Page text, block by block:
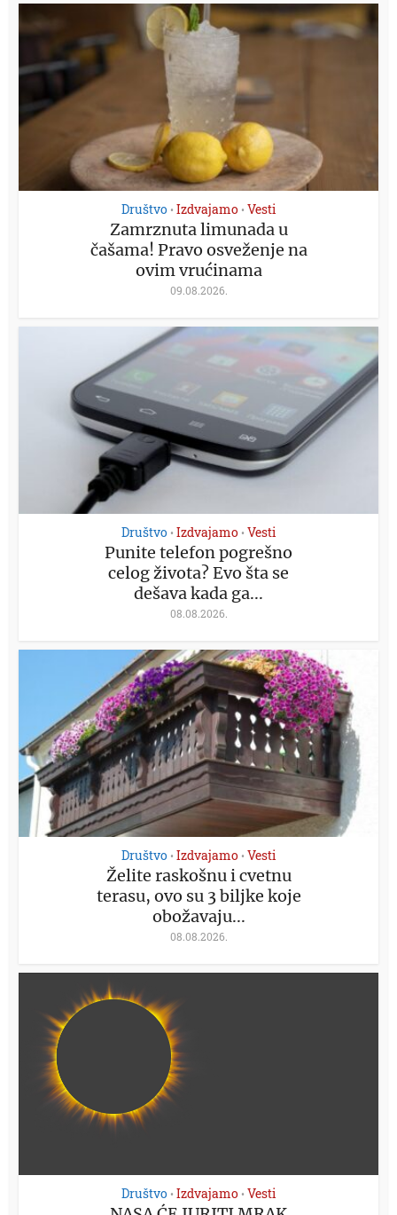
Društvo • Izdvajamo • Vesti
Zamrznuta limunada u
čašama! Pravo osveženje na
ovim vrućinama
09.08.2026.
Društvo • Izdvajamo • Vesti
Punite telefon pogrešno
celog života? Evo šta se
dešava kada ga...
08.08.2026.
Društvo • Izdvajamo • Vesti
Želite raskošnu i cvetnu
terasu, ovo su 3 biljke koje
obožavaju...
08.08.2026.
Društvo • Izdvajamo • Vesti